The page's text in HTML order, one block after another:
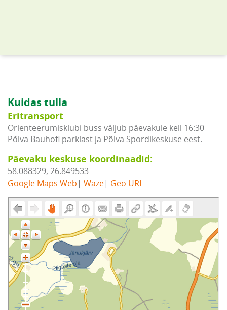
Kuidas tulla
Eritransport
Orienteerumisklubi buss väljub päevakule kell 16:30
Põlva Bauhofi parklast ja Põlva Spordikeskuse eest.
Päevaku keskuse koordinaadid:
58.088329, 26.849533
Google Maps Web | Waze| Geo URI